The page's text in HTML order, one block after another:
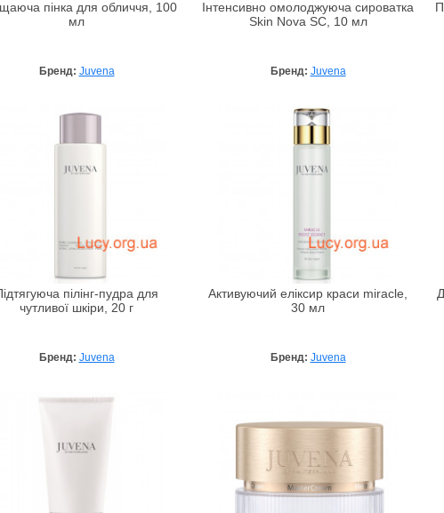
пінка для обличчя, 100
мл
Бренд: Juvena
Інтенсивно омолоджуюча сироватка
Skin Nova SC, 10 мл
Бренд: Juvena
пілінг-пудра для
чутливої ​​шкіри, 20 г
Бренд: Juvena
Активуючий еліксир краси miracle,
30 мл
Бренд: Juvena